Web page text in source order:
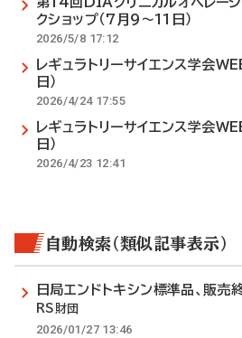
クショップ（7月9～11日）
2026/5/8 17:12
レギュラトリーサイエンス学会
日）
2026/4/24 17:55
レギュラトリーサイエンス学会
日）
2026/4/23 12:41
自動検索（類似記事表示）
日局エンドトキシン標準品、販売
RS財団
2026/01/27 13:46